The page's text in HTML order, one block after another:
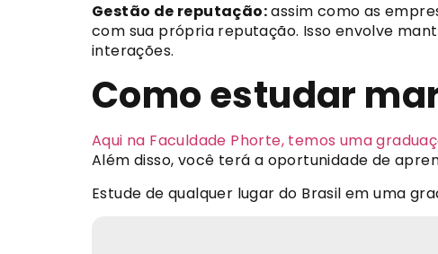
Gestão de reputação:assim como as
com sua própria reputação. Isso envolve
interações.
Como estudar
Aqui na Faculdade Phorte, temos uma
Além disso, você terá a oportunidade de
Estude de qualquer lugar do Brasil em uma